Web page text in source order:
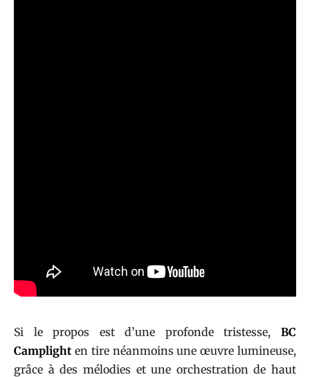
Si le propos est d’une profonde tristesse, BC
Camplight en tire néanmoins une œuvre lumineuse,
grâce à des mélodies et une orchestration de haut